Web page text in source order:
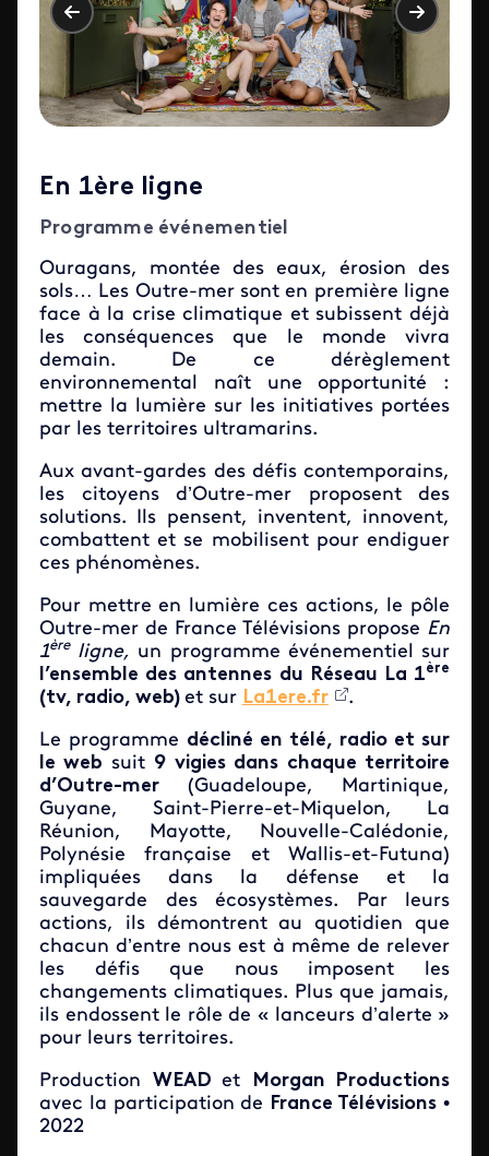
En 1ère ligne
Programme événementiel
Ouragans, montée des eaux, érosion des
sols… Les Outre-mer sont en première ligne
face à la crise climatique et subissent déjà
les conséquences que le monde vivra
demain. De ce dérèglement
environnemental naît une opportunité :
mettre la lumière sur les initiatives portées
par les territoires ultramarins.
Aux avant-gardes des défis contemporains,
les citoyens d’Outre-mer proposent des
solutions. Ils pensent, inventent, innovent,
combattent et se mobilisent pour endiguer
ces phénomènes.
Pour mettre en lumière ces actions, le pôle
Outre-mer de France Télévisions propose En
1èreligne, un programme événementiel sur
l’ensemble des antennes du Réseau La 1ère
(tv, radio, web) et sur La1ere.fr .
Le programme décliné en télé, radio et sur
le web suit 9 vigies dans chaque territoire
d’Outre-mer (Guadeloupe, Martinique,
Guyane, Saint-Pierre-et-Miquelon, La
Réunion, Mayotte, Nouvelle-Calédonie,
Polynésie française et Wallis-et-Futuna)
impliquées dans la défense et la
sauvegarde des écosystèmes. Par leurs
actions, ils démontrent au quotidien que
chacun d’entre nous est à même de relever
les défis que nous imposent les
changements climatiques. Plus que jamais,
ils endossent le rôle de « lanceurs d’alerte »
pour leurs territoires.
Production WEAD et
Morgan Productions
avec la participation de France Télévisions •
2022